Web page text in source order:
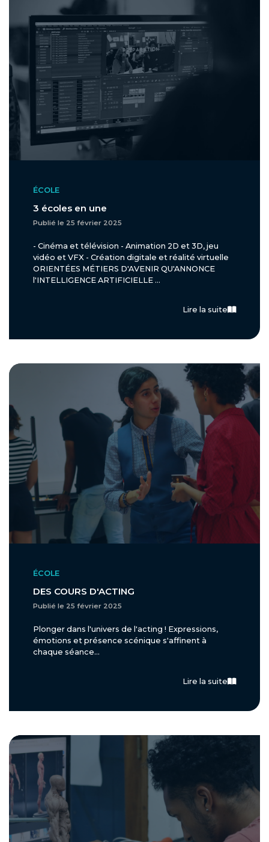
ÉCOLE
3 écoles en une
Publié le 25 février 2025
- Cinéma et télévision - Animation 2D et 3D, jeu
vidéo et VFX - Création digitale et réalité virtuelle
ORIENTÉES MÉTIERS D'AVENIR QU'ANNONCE
l'INTELLIGENCE ARTIFICIELLE ...
Lire la suite
ÉCOLE
DES COURS D'ACTING
Publié le 25 février 2025
Plonger dans l'univers de l'acting ! Expressions,
émotions et présence scénique s'affinent à
chaque séance...
Lire la suite